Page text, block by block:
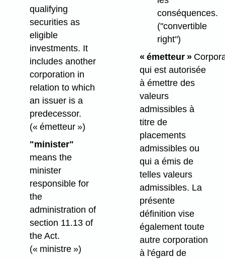
qualifying
securities as
eligible
investments. It
includes another
corporation in
relation to which
an issuer is a
predecessor.
(« émetteur »)
"minister"
means the
minister
responsible for
the
administration of
section 11.13 of
the Act.
(« ministre »)
conséquences.
("convertible
right")
« émetteur »
qui est autorisée
à émettre des
valeurs
admissibles à
titre de
placements
admissibles ou
qui a émis de
telles valeurs
admissibles. La
présente
définition vise
également toute
autre corporation
à l'égard de